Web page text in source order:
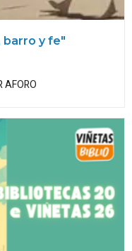
barro y fe"
AFORO